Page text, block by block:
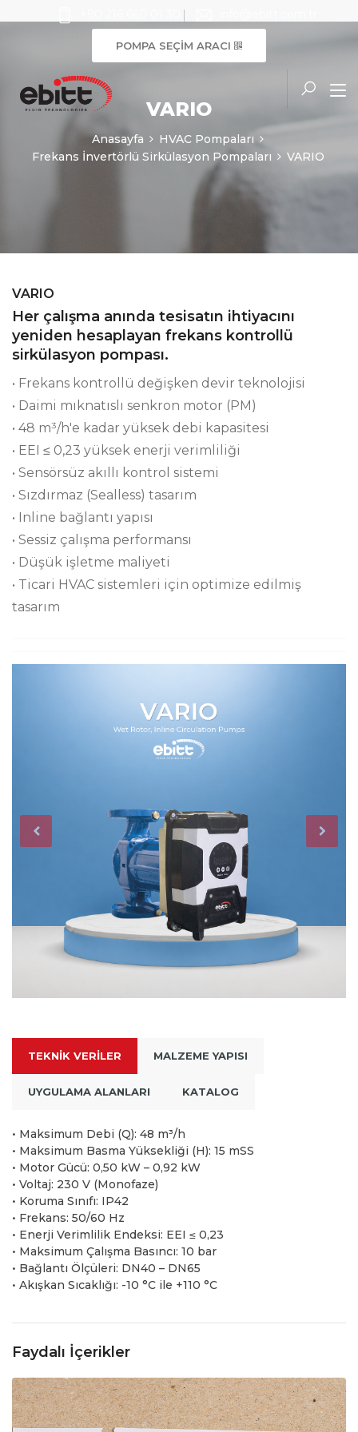
POMPA SEÇİM ARACI
VARIO
Anasayfa
HVAC Pompaları
Frekans İnvertörlü Sirkülasyon Pompaları
VARIO
VARIO
Her çalışma anında tesisatın ihtiyacını
yeniden hesaplayan frekans kontrollü
sirkülasyon pompası.
• Frekans kontrollü değişken devir teknolojisi
• Daimi mıknatıslı senkron motor (PM)
• 48 m³/h'e kadar yüksek debi kapasitesi
• EEI ≤ 0,23 yüksek enerji verimliliği
• Sensörsüz akıllı kontrol sistemi
• Sızdırmaz (Sealless) tasarım
• Inline bağlantı yapısı
• Sessiz çalışma performansı
• Düşük işletme maliyeti
• Ticari HVAC sistemleri için optimize edilmiş
tasarım
TEKNIK VERILER MALZEME YAPISI
UYGULAMA ALANLARI KATALOG
• Maksimum Debi (Q): 48 m³/h
• Maksimum Basma Yüksekliği (H): 15 mSS
• Motor Gücü: 0,50 kW – 0,92 kW
• Voltaj: 230 V (Monofaze)
• Koruma Sınıfı: IP42
• Frekans: 50/60 Hz
• Enerji Verimlilik Endeksi: EEI ≤ 0,23
• Maksimum Çalışma Basıncı: 10 bar
• Bağlantı Ölçüleri: DN40 – DN65
• Akışkan Sıcaklığı: -10 °C ile +110 °C
Faydalı İçerikler